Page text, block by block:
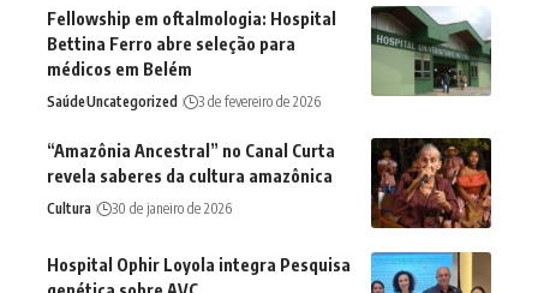
Fellowship em oftalmologia: Hospital
Bettina Ferro abre seleção para
médicos em Belém
SaúdeUncategorized 3 de fevereiro de 2026
“Amazônia Ancestral” no Canal Curta
revela saberes da cultura amazônica
Cultura 30 de janeiro de 2026
Hospital Ophir Loyola integra Pesquisa